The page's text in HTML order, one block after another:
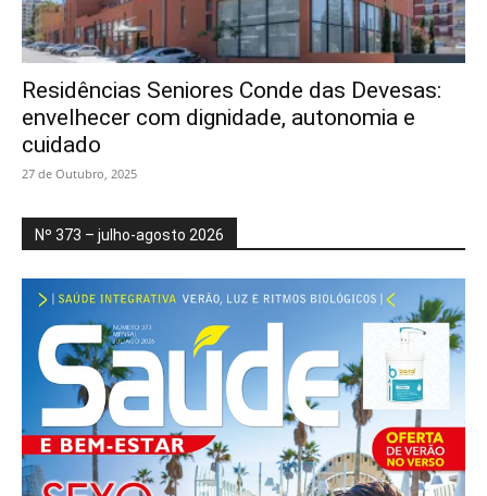
Residências Seniores Conde das Devesas:
envelhecer com dignidade, autonomia e
cuidado
27 de Outubro, 2025
Nº 373 – julho-agosto 2026